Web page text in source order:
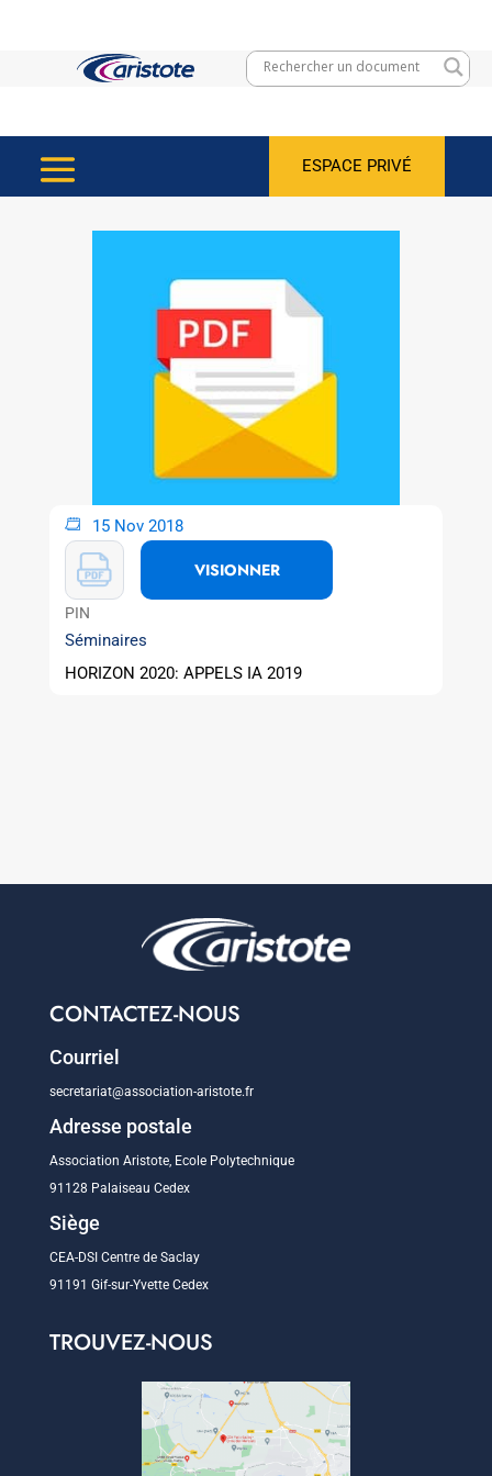
ESPACE PRIVÉ
15 Nov 2018
VISIONNER
PIN
Séminaires
HORIZON 2020: APPELS IA 2019
CONTACTEZ-NOUS
Courriel
secretariat@association-aristote.fr
Adresse postale
Association Aristote, Ecole Polytechnique
91128 Palaiseau Cedex
Siège
CEA-DSI Centre de Saclay
91191 Gif-sur-Yvette Cedex
TROUVEZ-NOUS